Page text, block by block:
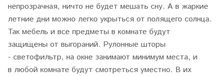
непрозрачная, ничто не будет мешать сну. А в жаркие
летние дни можно легко укрыться от полящего солнца.
Так мебель и все предметы в комнате будут
защищены от выгораний. Рулонные шторы
- светофильтр, на окне занимают минимум места, и
в любой комнате будут смотреться уместно. В их